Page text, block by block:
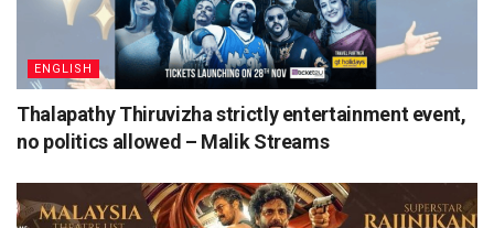
ENGLISH
Thalapathy Thiruvizha strictly entertainment event,
no politics allowed – Malik Streams